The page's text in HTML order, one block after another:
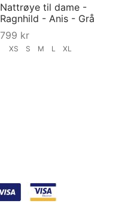
Nattrøye til dame -
Ragnhild - Anis - Grå
799 kr
XS S M L XL